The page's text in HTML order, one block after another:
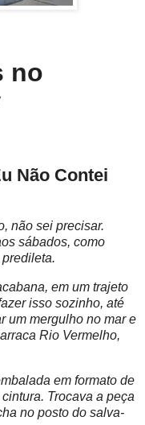
no
Não Contei
não sei precisar.
sábados, como
em um trajeto
isso sozinho, até
um mergulho no mar e
Rio Vermelho,
em formato de
Trocava a peça
no posto do salva-